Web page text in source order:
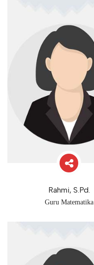
Rahmi, S.Pd.
Guru Matematika